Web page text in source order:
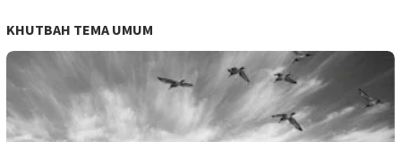
KHUTBAH TEMA UMUM